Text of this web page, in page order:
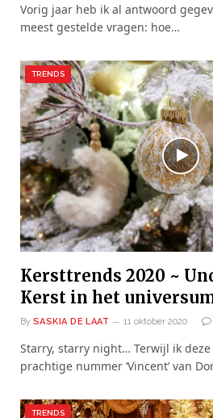
Vorig jaar heb ik al antwoord
meest gestelde vragen: hoe…
TRENDS
Kersttrends 2020 ~
Kerst in het
By SASKIA DE LAAT 11 oktober 2020
Starry, starry night… Terwijl ik
prachtige nummer ‘Vincent’ van
TRENDS